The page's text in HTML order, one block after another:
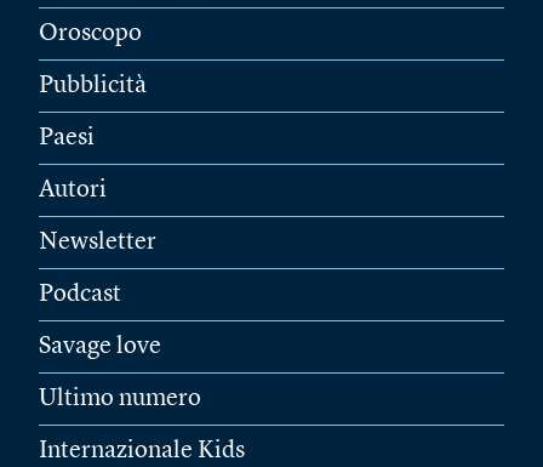
Oroscopo
Pubblicità
Paesi
Autori
Newsletter
Podcast
Savage love
Ultimo numero
Internazionale Kids